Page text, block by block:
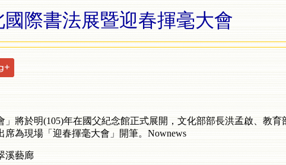
國際書法展暨迎春揮毫大會
將於明(105)年在國父紀念館正式展開，文化部部長洪孟啟、教
為現場「迎春揮毫大會」開筆。Nownews
溪藝廊